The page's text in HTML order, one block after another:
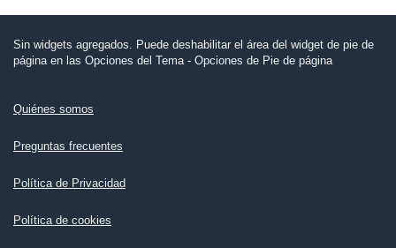
Sin widgets agregados. Puede deshabilitar el área del widget de pie de
página en las Opciones del Tema - Opciones de Pie de página
Quiénes somos
Preguntas frecuentes
Política de Privacidad
Política de cookies